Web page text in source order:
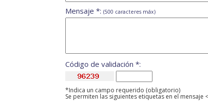
Mensaje *: (500 caracteres máx)
Código de validación *:
*Indica un campo requerido (obligatorio)
Se permiten las siguientes etiquetas en el mensaje